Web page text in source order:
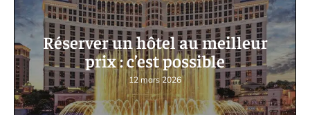
Réserver un hôtel au meilleur
prix : c’est possible
12 mars 2026